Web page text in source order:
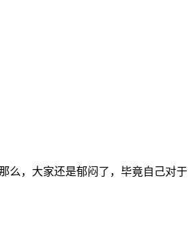
么，大家还是郁闷了，毕竟自己对于